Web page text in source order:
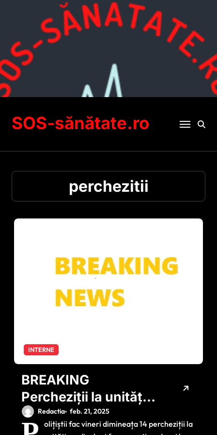
SOS-sănătate.ro
perchezitii
INTERNE
BREAKING
Percheziții la unități
medicale și
farmaceutice.
Redactia feb. 21, 2025
olițiștii fac vineri dimineața 14 percheziții la